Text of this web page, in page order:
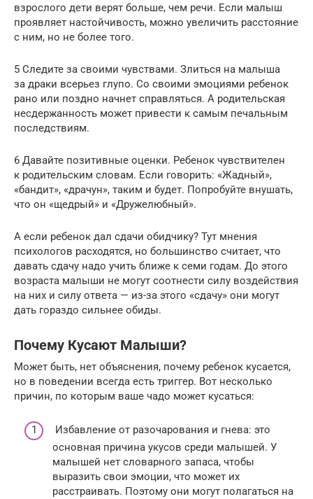
взрослого дети верят больше, чем речи. Если малыш
проявляет настойчивость, можно увеличить расстояние
с ним, но не более того.
5 Следите за своими чувствами. Злиться на малыша
за драки всерьез глупо. Со своими эмоциями ребенок
рано или поздно начнет справляться. А родительская
несдержанность может привести к самым печальным
последствиям.
6 Давайте позитивные оценки. Ребенок чувствителен
к родительским словам. Если говорить: «Жадный»,
«бандит», «драчун», таким и будет. Попробуйте внушать,
что он «щедрый» и «Дружелюбный».
А если ребенок дал сдачи обидчику? Тут мнения
психологов расходятся, но большинство считает, что
давать сдачу надо учить ближе к семи годам. До этого
возраста малыши не могут соотнести силу воздействия
на них и силу ответа — из-за этого «сдачу» они могут
дать гораздо сильнее обиды.
Почему Кусают Малыши?
Может быть, нет объяснения, почему ребенок кусается,
но в поведении всегда есть триггер. Вот несколько
причин, по которым ваше чадо может кусаться:
Избавление от разочарования и гнева: это
основная причина укусов среди малышей. У
малышей нет словарного запаса, чтобы
выразить свои эмоции, что может их
расстраивать. Поэтому они могут полагаться на